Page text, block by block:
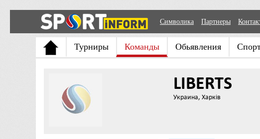
Символика Партнеры
Турниры Команды Обьявления
LIBERTS
Украина, Харків